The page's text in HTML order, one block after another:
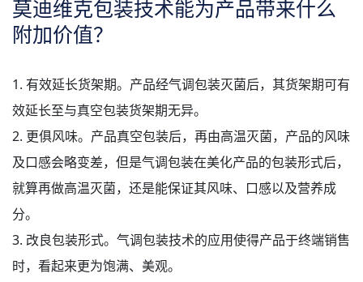
莫迪维克包装技术能为产品带来什么
附加价值？
1. 有效延长货架期。产品经气调包装灭菌后，其货架期可有
效延长至与真空包装货架期无异。
2. 更俱风味。产品真空包装后，再由高温灭菌，产品的风味
及口感会略变差，但是气调包装在美化产品的包装形式后，
就算再做高温灭菌，还是能保证其风味、口感以及营养成
分。
3. 改良包装形式。气调包装技术的应用使得产品于终端销售
时，看起来更为饱满、美观。